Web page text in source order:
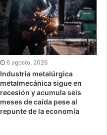
6 agosto, 2026
Industria metalúrgica
metalmecánica sigue en
recesión y acumula seis
meses de caída pese al
repunte de la economía